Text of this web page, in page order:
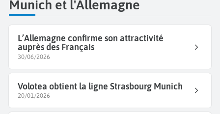
Munich et l'Allemagne
L’Allemagne confirme son attractivité
auprès des Français
30/06/2026
Volotea obtient la ligne Strasbourg Munich
20/01/2026